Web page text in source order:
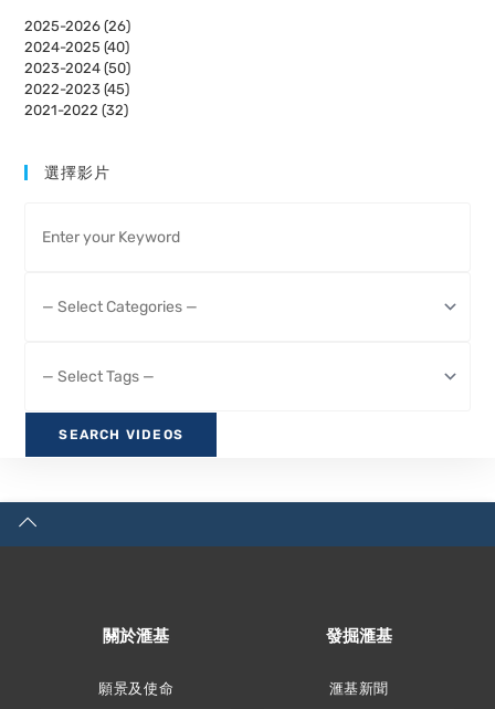
2025-2026 (26)
2024-2025 (40)
2023-2024 (50)
2022-2023 (45)
2021-2022 (32)
選擇影片
關於滙基
願景及使命
發掘滙基
滙基新聞